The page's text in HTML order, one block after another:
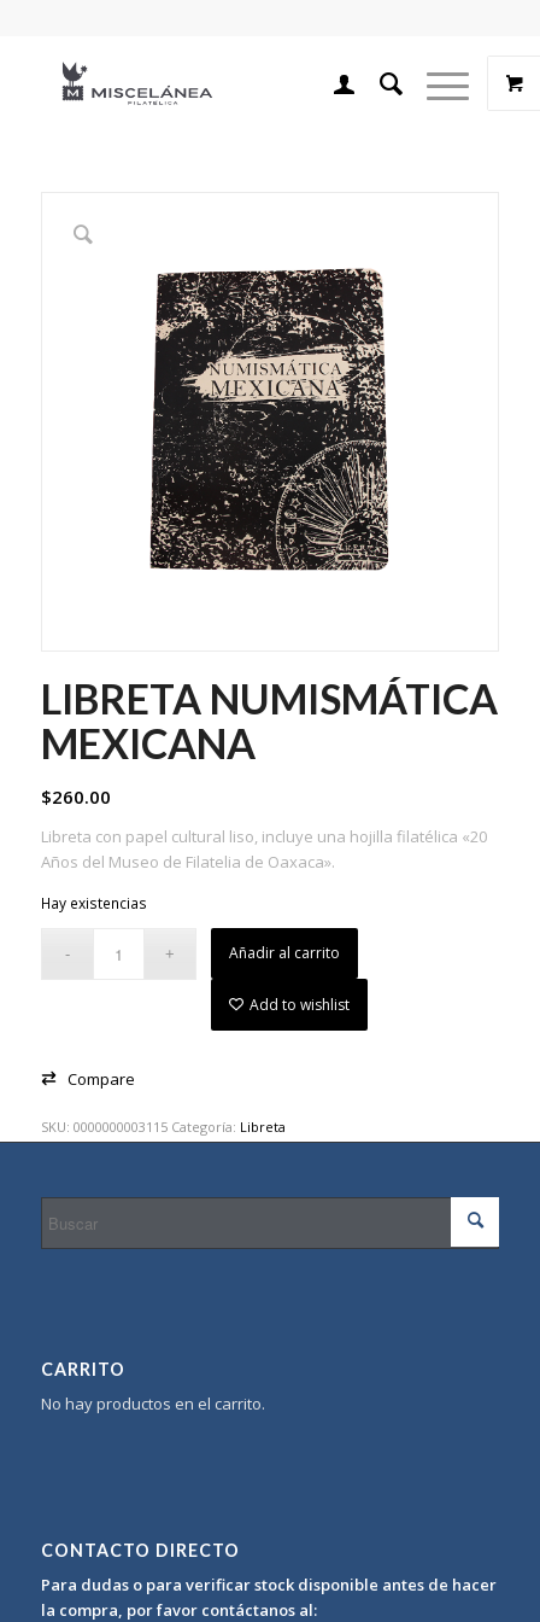
LIBRETA NUMISMÁTICA
MEXICANA
$260.00
Libreta con papel cultural liso, incluye una hojilla filatélica «20
Años del Museo de Filatelia de Oaxaca».
Hay existencias
Añadir al carrito
Add to wishlist
Compare
SKU: 0000000003115 Categoría: Libreta
CARRITO
No hay productos en el carrito.
CONTACTO DIRECTO
Para dudas o para verificar stock disponible antes de hacer
la compra, por favor contáctanos al: